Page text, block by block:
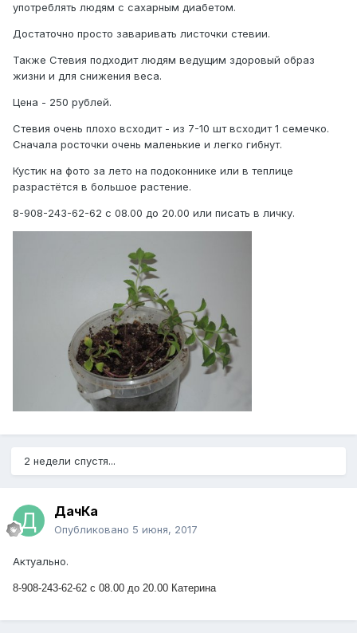
употреблять людям с сахарным диабетом.
Достаточно просто заваривать листочки стевии.
Также Стевия подходит людям ведущим здоровый образ
жизни и для снижения веса.
Цена - 250 рублей.
Стевия очень плохо всходит - из 7-10 шт всходит 1 семечко.
Сначала росточки очень маленькие и легко гибнут.
Кустик на фото за лето на подоконнике или в теплице
разрастётся в большое растение.
8-908-243-62-62 с 08.00 до 20.00 или писать в личку.
2 недели спустя...
ДачКа
Опубликовано 5 июня, 2017
Актуально.
8-908-243-62-62 с 08.00 до 20.00 Катерина